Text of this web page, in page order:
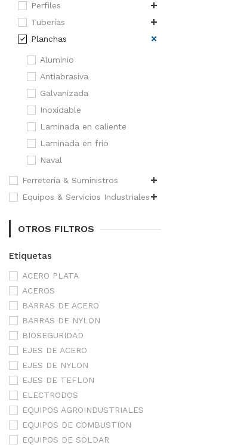
Perfiles
Tuberías
Planchas
Aluminio
Antiabrasiva
Galvanizada
Inoxidable
Laminada en caliente
Laminada en frío
Naval
Ferretería & Suministros
Equipos & Servicios Industriales
OTROS FILTROS
Etiquetas
ACERO PLATA
ACEROS
BARRAS DE ACERO
BARRAS DE NYLON
BIOSEGURIDAD
EJES DE ACERO
EJES DE NYLON
EJES DE TEFLON
ELECTRODOS
EQUIPOS AGROINDUSTRIALES
EQUIPOS DE COMBUSTION
EQUIPOS DE SOLDAR